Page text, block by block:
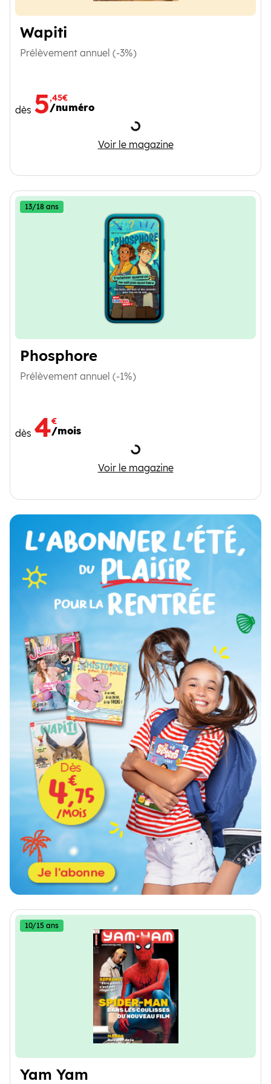
Wapiti
Prélèvement annuel (-3%)
dès 5,45€
/numéro
Chargement
Voir le magazine
Wapiti
Phosphore
13/18 ans
Prélèvement annuel (-1%)
dès 4€
/mois
Chargement
Voir le magazine
Phosphore
Yam Yam
10/15 ans